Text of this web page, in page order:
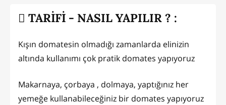
TARİFİ - NASIL YAPILIR ? :
Kışın domatesin olmadığı zamanlarda elinizin
altında kullanımı çok pratik domates yapıyoruz
Makarnaya, çorbaya , dolmaya, yaptığınız her
yemeğe kullanabileceğiniz bir domates yapıyoruz